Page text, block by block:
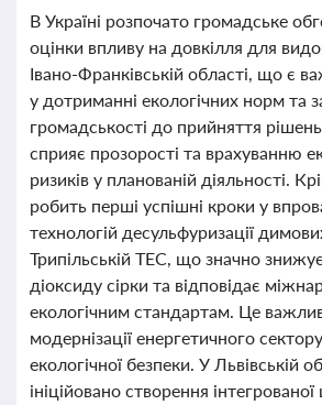
В Україні розпочато громадське
оцінки впливу на довкілля для
Івано-Франківській області, що є
у дотриманні екологічних норм та
громадськості до прийняття
сприяє прозорості та врахуванню
ризиків у планованій діяльності.
робить перші успішні кроки у
технологій десульфуризації
Трипільській ТЕС, що значно
діоксиду сірки та відповідає
екологічним стандартам. Це
модернізації енергетичного
екологічної безпеки. У Львівській
ініційовано створення